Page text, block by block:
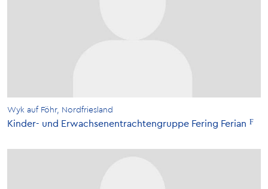
Wyk auf Föhr, Nordfriesland
Kinder- und Erwachsenentrachtengruppe Fering Ferian